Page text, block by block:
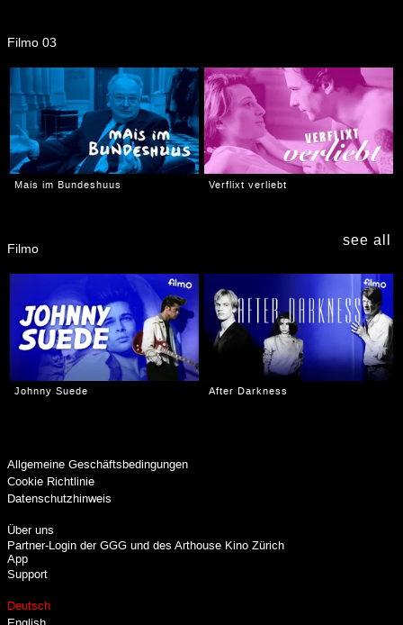
Filmo 03
Mais im Bundeshuus Verflixt verliebt
Filmo
see all
Johnny Suede After Darkness
Allgemeine Geschäftsbedingungen
Cookie Richtlinie
Datenschutzhinweis
Über uns
Partner-Login der GGG und des Arthouse Kino Zürich
App
Support
Deutsch